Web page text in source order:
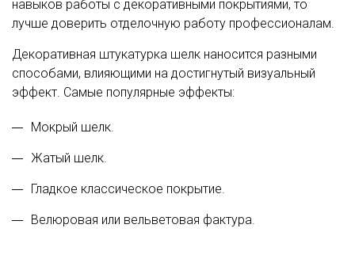
навыков работы с декоративными покрытиями, то
лучше доверить отделочную работу профессионалам.
Декоративная штукатурка шелк наносится разными
способами, влияющими на достигнутый визуальный
эффект. Самые популярные эффекты:
Мокрый шелк.
Жатый шелк.
Гладкое классическое покрытие.
Велюровая или вельветовая фактура.